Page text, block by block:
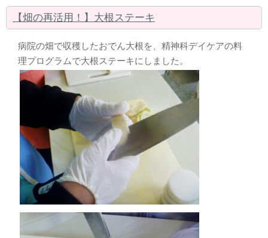
【畑の再活用！】大根ステーキ
病院の畑で収穫したおでん大根を、精神科デイケアの料
理プログラムで大根ステーキにしました。